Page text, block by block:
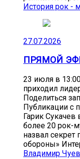
История рок -
27.07.2026
ПРЯМОЙ
23 июля в
приходил
Поделиться
Публикации с
Гарик
более 20 рок-
назвал секрет
обороны»
Владимир Чуев